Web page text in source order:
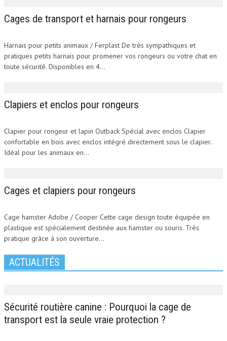
Clapiers et enclos pour rongeurs
Cages et clapiers pour rongeurs
Cages de transport et harnais pour rongeurs
Harnais pour petits animaux / Ferplast De très sympathiques et
pratiques petits harnais pour promener vos rongeurs ou votre chat en
toute sécurité. Disponibles en 4...
Clapiers et enclos pour rongeurs
Clapier pour rongeur et lapin Outback Spécial avec enclos Clapier
confortable en bois avec enclos intégré directement sous le clapier.
Idéal pour les animaux en...
Cages et clapiers pour rongeurs
Cage hamster Adobe / Cooper Cette cage design toute équipée en
plastique est spécialement destinée aux hamster ou souris. Très
pratique grâce à son ouverture...
ACTUALITÉS
Sécurité routière canine : Pourquoi la cage de
transport est la seule vraie protection ?